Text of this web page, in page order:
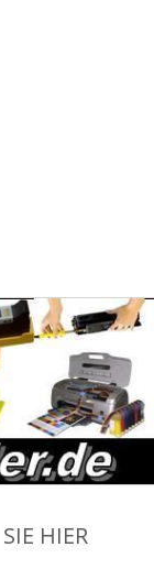
HIER